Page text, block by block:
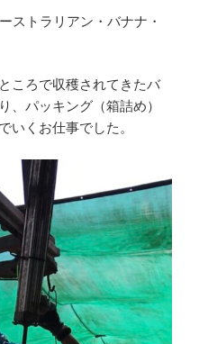
ストラリアン・バナナ・
ころで収穫されてきたバ
、パッキング（箱詰め）
いくお仕事でした。